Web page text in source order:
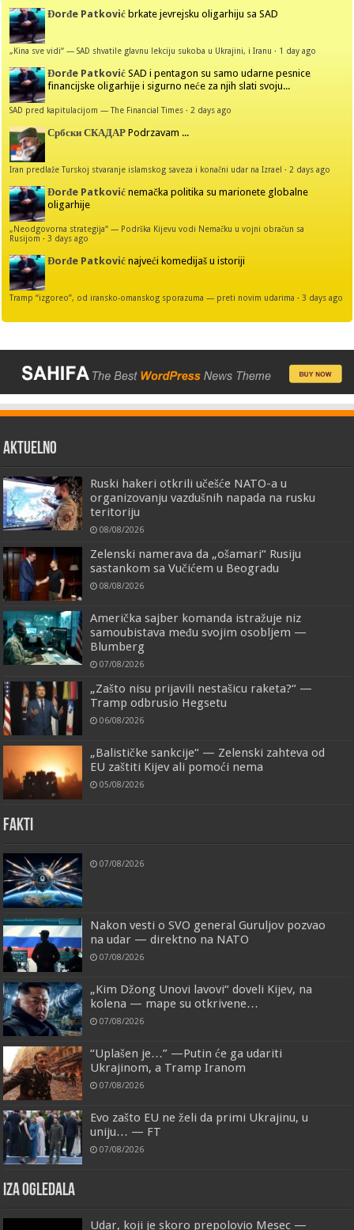
Đorđe Patković brkate jevrejsku oligarhiju sa SAD
„Kina sve vidi“ — SAD shvatile glavnu lekciju sukoba u Ukrajini, i Iranu · 1 day ago
Đorđe Patković SAD i pentagon su samo udarne pesnice
financijske oligarhije i sigurno neće za njih slati svoju...
SAD pred kapitulacijom — The Financial Times ·2 days ago
Србски СКАДАР Podrzavam ...
Iran predlaže Turskoj stvaranje islamskog saveza i konačni udar na Izrael ·2 days ago
Đorđe Patković nemačka politika su marionete globalne
oligarhije
„Neodgovorna strategija“ — Podrška Kijevu vodi Nemačku u vojni obračun sa
Rusijom ·3 days ago
Đorđe Patković najveći komedijaš u istoriji
Tramp “izgoreo”, od iransko-omanskog sporazuma — preti novim udarima ·3 days ago
AKTUELNO
Ruski hakeri otkrili učešće NATO-a u
organizovanju vazdušnih napada na rusku
teritoriju
08/08/2026
Zelenski namerava da „ošamari“ Rusiju
sastankom sa Vučićem u Beogradu
08/08/2026
Američka sajber komanda istražuje niz
samoubistava među svojim osobljem —
Blumberg
07/08/2026
„Zašto nisu prijavili nestašicu raketa?“ —
Tramp odbrusio Hegsetu
06/08/2026
„Balističke sankcije“ — Zelenski zahteva od
EU zaštiti Kijev ali pomoći nema
05/08/2026
FAKTI
07/08/2026
Nakon vesti o SVO general Guruljov pozvao
na udar — direktno na NATO
07/08/2026
„Kim Džong Unovi lavovi“ doveli Kijev, na
kolena — mape su otkrivene…
07/08/2026
“Uplašen je…” —Putin će ga udariti
Ukrajinom, a Tramp Iranom
07/08/2026
Evo zašto EU ne želi da primi Ukrajinu, u
uniju… — FT
07/08/2026
IZA OGLEDALA
Udar, koji je skoro prepolovio Mesec —